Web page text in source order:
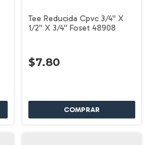
Tee Reducida Cpvc 3/4'' X
1/2'' X 3/4'' Foset 48908
$7.80